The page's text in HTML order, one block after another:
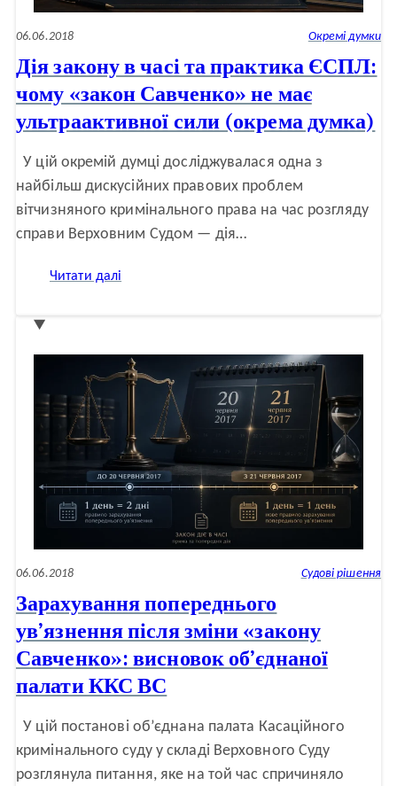
06.06.2018 Окремі думки
Дія закону в часі та практика ЄСПЛ:
чому «закон Савченко» не має
ультраактивної сили (окрема думка)
У цій окремій думці досліджувалася одна з
найбільш дискусійних правових проблем
вітчизняного кримінального права на час розгляду
справи Верховним Судом — дія…
Читати далі
та
практика
чому
«закон
Савченко»
не
має
ультраактивної
сили
(окрема
06.06.2018 Судові рішення
Зарахування попереднього
ув’язнення після зміни «закону
Савченко»: висновок об’єднаної
палати ККС ВС
У цій постанові об’єднана палата Касаційного
кримінального суду у складі Верховного Суду
розглянула питання, яке на той час спричиняло